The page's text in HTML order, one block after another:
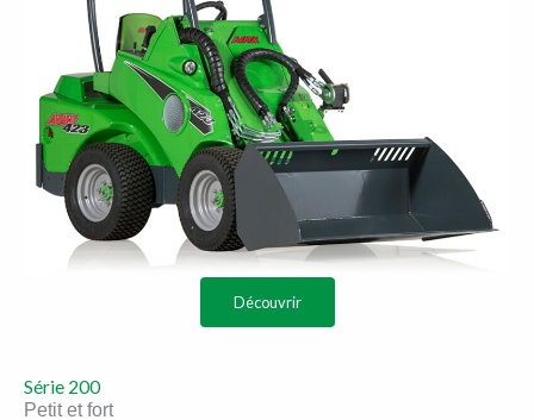
Découvrir
Série 200
Petit et fort